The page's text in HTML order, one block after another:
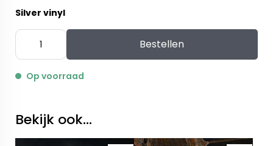
Silver vinyl
Bestellen
Op voorraad
Bekijk ook...